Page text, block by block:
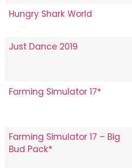
Hungry Shark World
Just Dance 2019
Farming Simulator 17*
Farming Simulator 17 – Big
Bud Pack*